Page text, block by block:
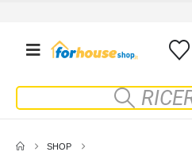
SHOP